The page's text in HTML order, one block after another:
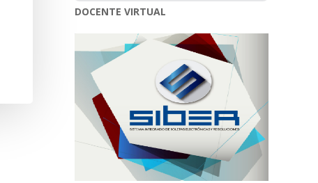
DOCENTE VIRTUAL